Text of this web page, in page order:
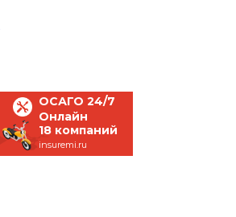
ОСАГО 24/7
Онлайн
18 компаний
insuremi.ru